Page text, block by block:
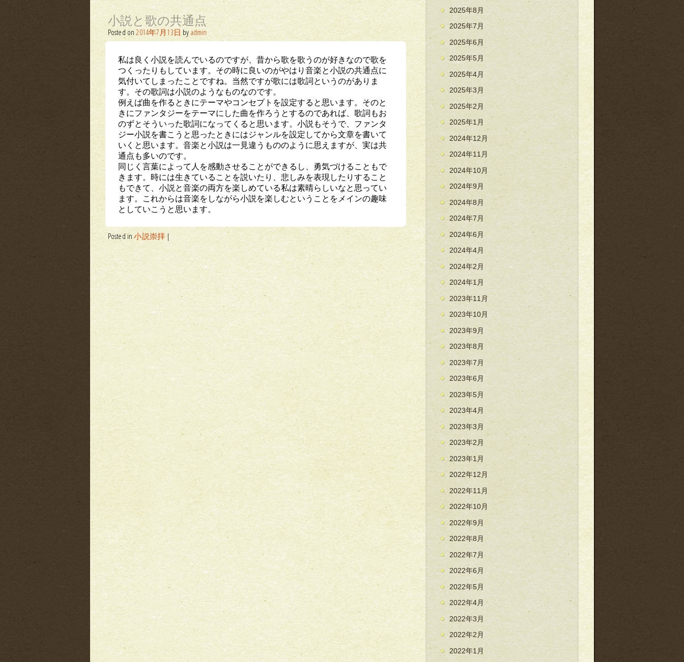
小説と歌の共通点
Posted on2014年7月13日 by admin
私は良く小説を読んでいるのですが、昔から歌を歌うのが好きなので歌を
つくったりもしています。その時に良いのがやはり音楽と小説の共通点に
気付いてしまったことですね。当然ですが歌には歌詞というのがありま
す。その歌詞は小説のようなものなのです。
例えば曲を作るときにテーマやコンセプトを設定すると思います。そのと
きにファンタジーをテーマにした曲を作ろうとするのであれば、歌詞もお
のずとそういった歌詞になってくると思います。小説もそうで、ファンタ
ジー小説を書こうと思ったときにはジャンルを設定してから文章を書いて
いくと思います。音楽と小説は一見違うもののように思えますが、実は共
通点も多いのです。
同じく言葉によって人を感動させることができるし、勇気づけることもで
きます。時には生きていることを説いたり、悲しみを表現したりすること
もできて、小説と音楽の両方を楽しめている私は素晴らしいなと思ってい
ます。これからは音楽をしながら小説を楽しむということをメインの趣味
としていこうと思います。
Posted in小説崇拝|
2025年8月
2025年7月
2025年6月
2025年5月
2025年4月
2025年3月
2025年2月
2025年1月
2024年12月
2024年11月
2024年10月
2024年9月
2024年8月
2024年7月
2024年6月
2024年4月
2024年2月
2024年1月
2023年11月
2023年10月
2023年9月
2023年8月
2023年7月
2023年6月
2023年5月
2023年4月
2023年3月
2023年2月
2023年1月
2022年12月
2022年11月
2022年10月
2022年9月
2022年8月
2022年7月
2022年6月
2022年5月
2022年4月
2022年3月
2022年2月
2022年1月